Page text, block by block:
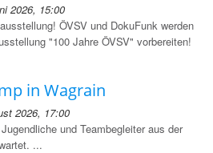
2026, 15:00
ÖVSV und DokuFunk werden
"100 Jahre ÖVSV" vorbereiten!
in Wagrain
2026, 17:00
und Teambegleiter aus der
...